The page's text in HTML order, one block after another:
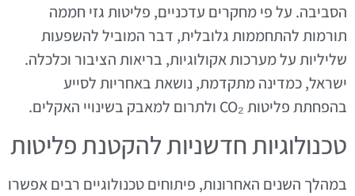
הסביבה. על פי מחקרים עדכניים, פליטות גזי חממה
תורמות להתחממות גלובלית, דבר המוביל להשפעות
שליליות על מערכות אקולוגיות, בריאות הציבור וכלכלה.
ישראל, כמדינה מתקדמת, נושאת באחריות לסייע
בהפחתת פליטות CO₂ ולתרום למאבק בשינויי האקלים.
טכנולוגיות חדשניות להקטנת פליטות
במהלך השנים האחרונות, פיתוחים טכנולוגיים רבים אפשרו